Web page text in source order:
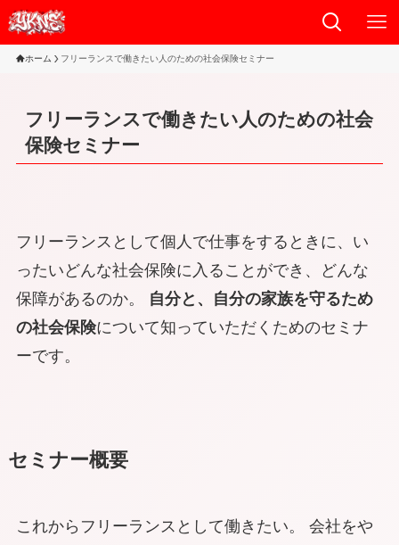
ホーム フリーランスで働きたい人のための社会保険セミナー
フリーランスで働きたい人のための社会
保険セミナー
フリーランスとして個人で仕事をするときに、い
ったいどんな社会保険に入ることができ、どんな
保障があるのか。
自分と、自分の家族を守るため
の社会保険について知っていただくためのセミナ
ーです。
セミナー概要
これからフリーランスとして働きたい。 会社をや